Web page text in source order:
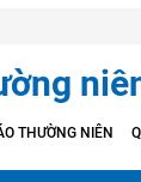
THƯỜNG NIÊN